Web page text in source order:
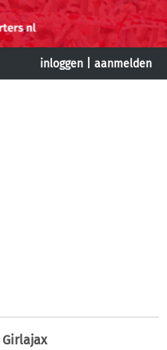
inloggen aanmelden
Girlajax